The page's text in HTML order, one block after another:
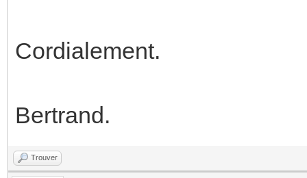
Cordialement.
Bertrand.
Trouver